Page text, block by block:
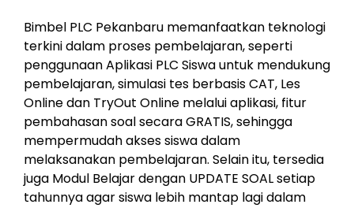
Bimbel PLC Pekanbaru memanfaatkan teknologi
terkini dalam proses pembelajaran, seperti
penggunaan Aplikasi PLC Siswa untuk mendukung
pembelajaran, simulasi tes berbasis CAT, Les
Online dan TryOut Online melalui aplikasi, fitur
pembahasan soal secara GRATIS, sehingga
mempermudah akses siswa dalam
melaksanakan pembelajaran. Selain itu, tersedia
juga Modul Belajar dengan UPDATE SOAL setiap
tahunnya agar siswa lebih mantap lagi dalam